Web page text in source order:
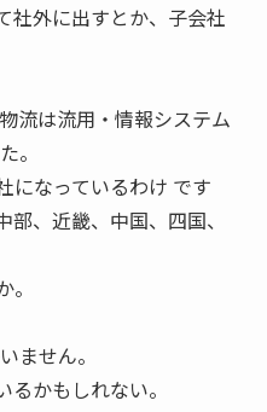
社外に出すとか、子会社
流は流用・情報システム
。
になっているわけ です
、近畿、中国、四国、
ません。
かもしれない。